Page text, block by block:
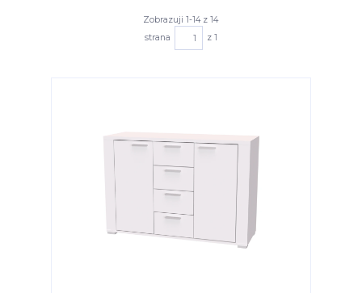
Zobrazuji 1-14 z 14
strana
z 1